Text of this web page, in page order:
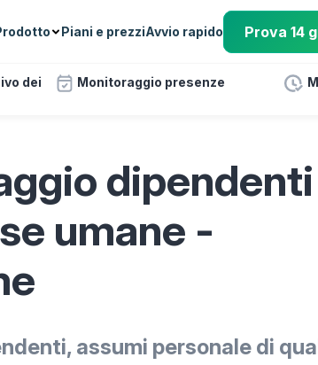
Piani e prezziAvvio rapido Prova 14
dei
Monitoraggio presenze
dipendenti
umane -
assumi personale di